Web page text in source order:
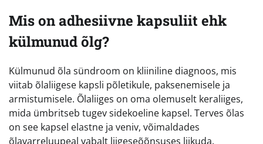
Mis on adhesiivne kapsuliit ehk
külmunud õlg?
Külmunud õla sündroom on kliiniline diagnoos, mis
viitab õlaliigese kapsli põletikule, paksenemisele ja
armistumisele. Õlaliiges on oma olemuselt keraliiges,
mida ümbritseb tugev sidekoeline kapsel. Terves õlas
on see kapsel elastne ja veniv, võimaldades
õlavarreluupeal vabalt liigeseõõnsuses liikuda.